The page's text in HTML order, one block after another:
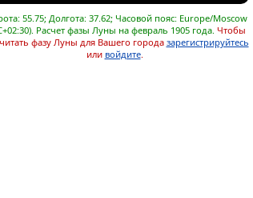
55.75; Долгота: 37.62; Часовой пояс: Europe/Moscow
Расчет фазы Луны на февраль 1905 года. Чтобы
фазу Луны для Вашего города зарегистрируйтесь
или войдите.